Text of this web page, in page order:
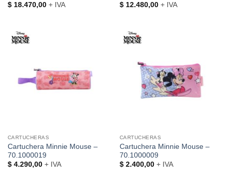
$18.470,00+ IVA
$12.480,00+ IVA
CARTUCHERAS
Cartuchera Minnie Mouse –
70.1000019
$4.290,00+ IVA
CARTUCHERAS
Cartuchera Minnie Mouse –
70.1000009
$2.400,00+ IVA